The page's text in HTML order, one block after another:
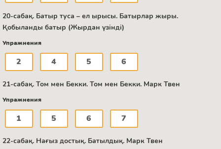
20-сабақ. Батыр туса – ел ырысы. Батырлар жыры.
Қобыланды батыр (Жырдан үзінді)
Упражнения
2 4 5 6
21-сабақ. Том мен Бекки. Том мен Бекки. Марк Твен
Упражнения
1 5 6 7
22-сабақ. Нағыз достық. Батылдық. Марк Твен